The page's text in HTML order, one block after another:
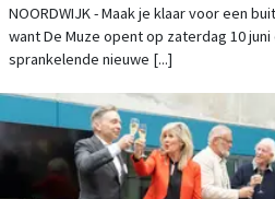
NOORDWIJK - Maak je klaar voor een
want De Muze opent op zaterdag 10
sprankelende nieuwe [...]